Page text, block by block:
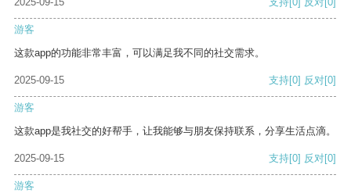
游客
这款app的功能非常丰富，可以满足我不同的社交需求。
2025-09-15 支持[0] 反对[0]
游客
这款app是我社交的好帮手，让我能够与朋友保持联系，分享生活点滴。
2025-09-15 支持[0] 反对[0]
游客